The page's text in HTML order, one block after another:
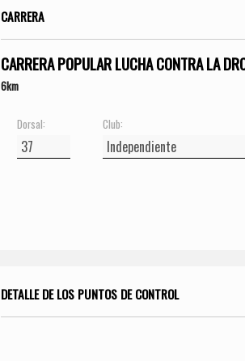
CARRERA
CARRERA POPULAR LUCHA CONTRA LA
6km
Dorsal: Club:
DETALLE DE LOS PUNTOS DE CONTROL